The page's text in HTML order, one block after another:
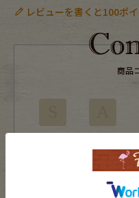
レビューを書くと100ポ
商品
※USEDですので使用感などござい
古着という事をご理解の上ご注文
※全体に色あせがございます。